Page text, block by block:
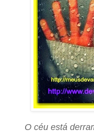
O céu está